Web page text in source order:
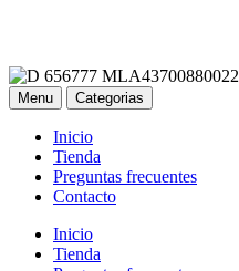
Menu Categorias
Inicio
Tienda
Preguntas frecuentes
Contacto
Inicio
Tienda